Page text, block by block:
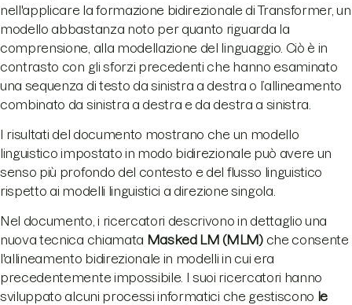
nell'applicare la formazione bidirezionale di Transformer, un
modello abbastanza noto per quanto riguarda la
comprensione, alla modellazione del linguaggio. Ciò è in
contrasto con gli sforzi precedenti che hanno esaminato
una sequenza di testo da sinistra a destra o l’allineamento
combinato da sinistra a destra e da destra a sinistra.
I risultati del documento mostrano che un modello
linguistico impostato in modo bidirezionale può avere un
senso più profondo del contesto e del flusso linguistico
rispetto ai modelli linguistici a direzione singola.
Nel documento, i ricercatori descrivono in dettaglio una
nuova tecnica chiamata Masked LM (MLM)che consente
l'allineamento bidirezionale in modelli in cui era
precedentemente impossibile. I suoi ricercatori hanno
sviluppato alcuni processi informatici che gestiscono le